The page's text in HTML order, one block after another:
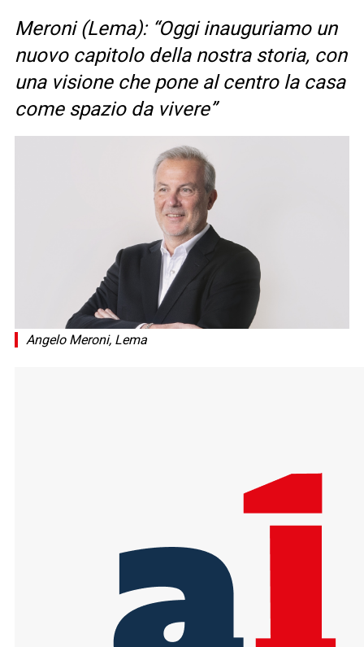
Meroni (Lema): “Oggi inauguriamo un
nuovo capitolo della nostra storia, con
una visione che pone al centro la casa
come spazio da vivere”
Angelo Meroni, Lema